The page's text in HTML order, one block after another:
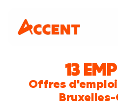
13
Offres d'emploi